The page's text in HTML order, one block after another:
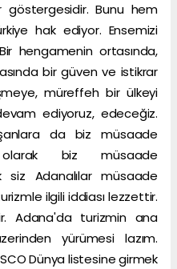
Bunu hem
hak ediyor. Ensemizi
hengamenin ortasında,
bir güven ve istikrar
müreffeh bir ülkeyi
ediyoruz, edeceğiz.
da biz müsaade
biz müsaade
Adanalılar müsaade
ilgili iddiası lezzettir.
Adana'da turizmin ana
yürümesi lazım.
Dünya listesine girmek